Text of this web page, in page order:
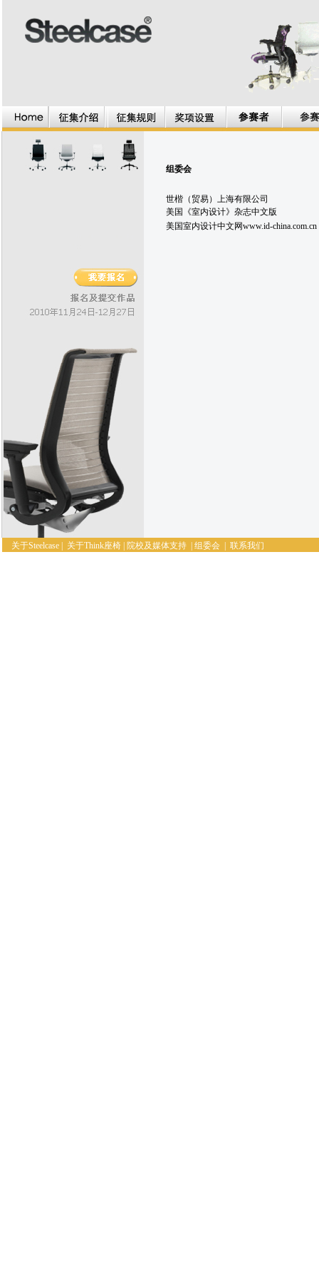
组委会
世楷（贸易）上海有限公司
美国《室内设计》杂志中文版
美国室内设计中文网www.id-china.com.cn
关于Steelcase| 关于Think座椅| 院校及媒体支持| 组委会| 联系我们